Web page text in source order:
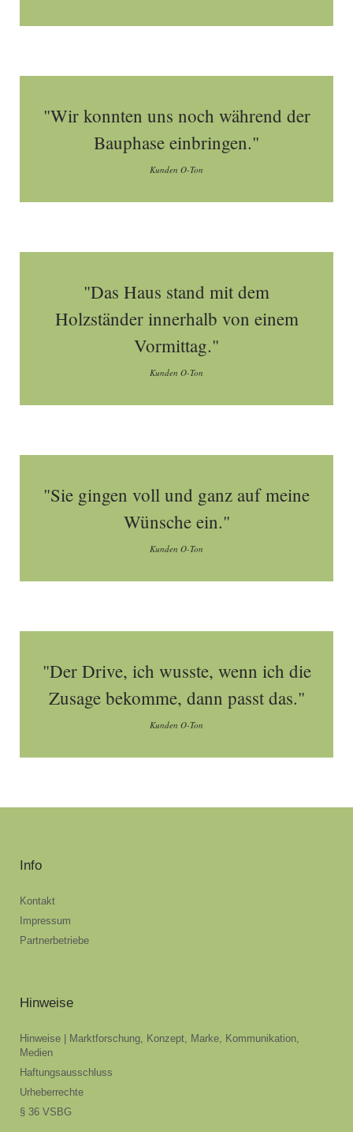
"Wir konnten uns noch während der
Bauphase einbringen."
Kunden O-Ton
"Das Haus stand mit dem
Holzständer innerhalb von einem
Vormittag."
Kunden O-Ton
"Sie gingen voll und ganz auf meine
Wünsche ein."
Kunden O-Ton
"Der Drive, ich wusste, wenn ich die
Zusage bekomme, dann passt das."
Kunden O-Ton
Info
Kontakt
Impressum
Partnerbetriebe
Hinweise
Hinweise | Marktforschung, Konzept, Marke, Kommunikation,
Medien
Haftungsausschluss
Urheberrechte
§ 36 VSBG